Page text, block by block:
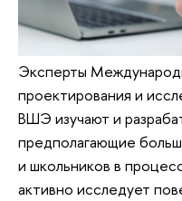
Эксперты
проектирования и
ВШЭ изучают и
предполагающие
и школьников в
активно исследует